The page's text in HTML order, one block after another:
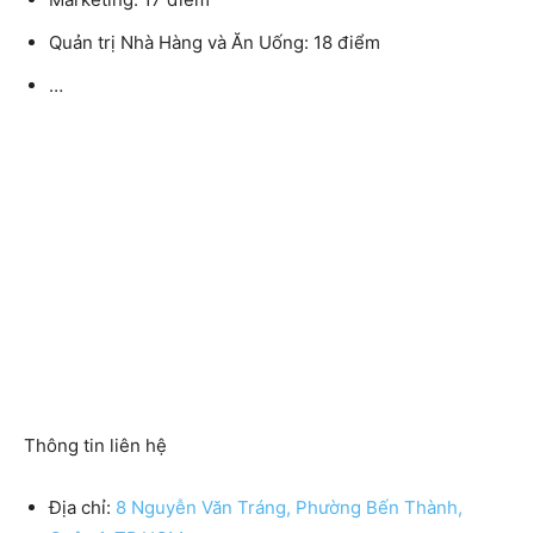
Quản trị Nhà Hàng và Ăn Uống: 18 điểm
…
Thông tin liên hệ
Địa chỉ: 8 Nguyễn Văn Tráng, Phường Bến Thành,